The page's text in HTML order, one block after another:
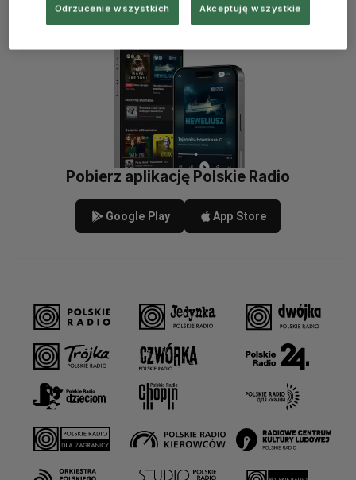
Pobierz aplikację Polskie Radio
Google Play App Store
Odrzucenie wszystkich Akceptuję wszystkie